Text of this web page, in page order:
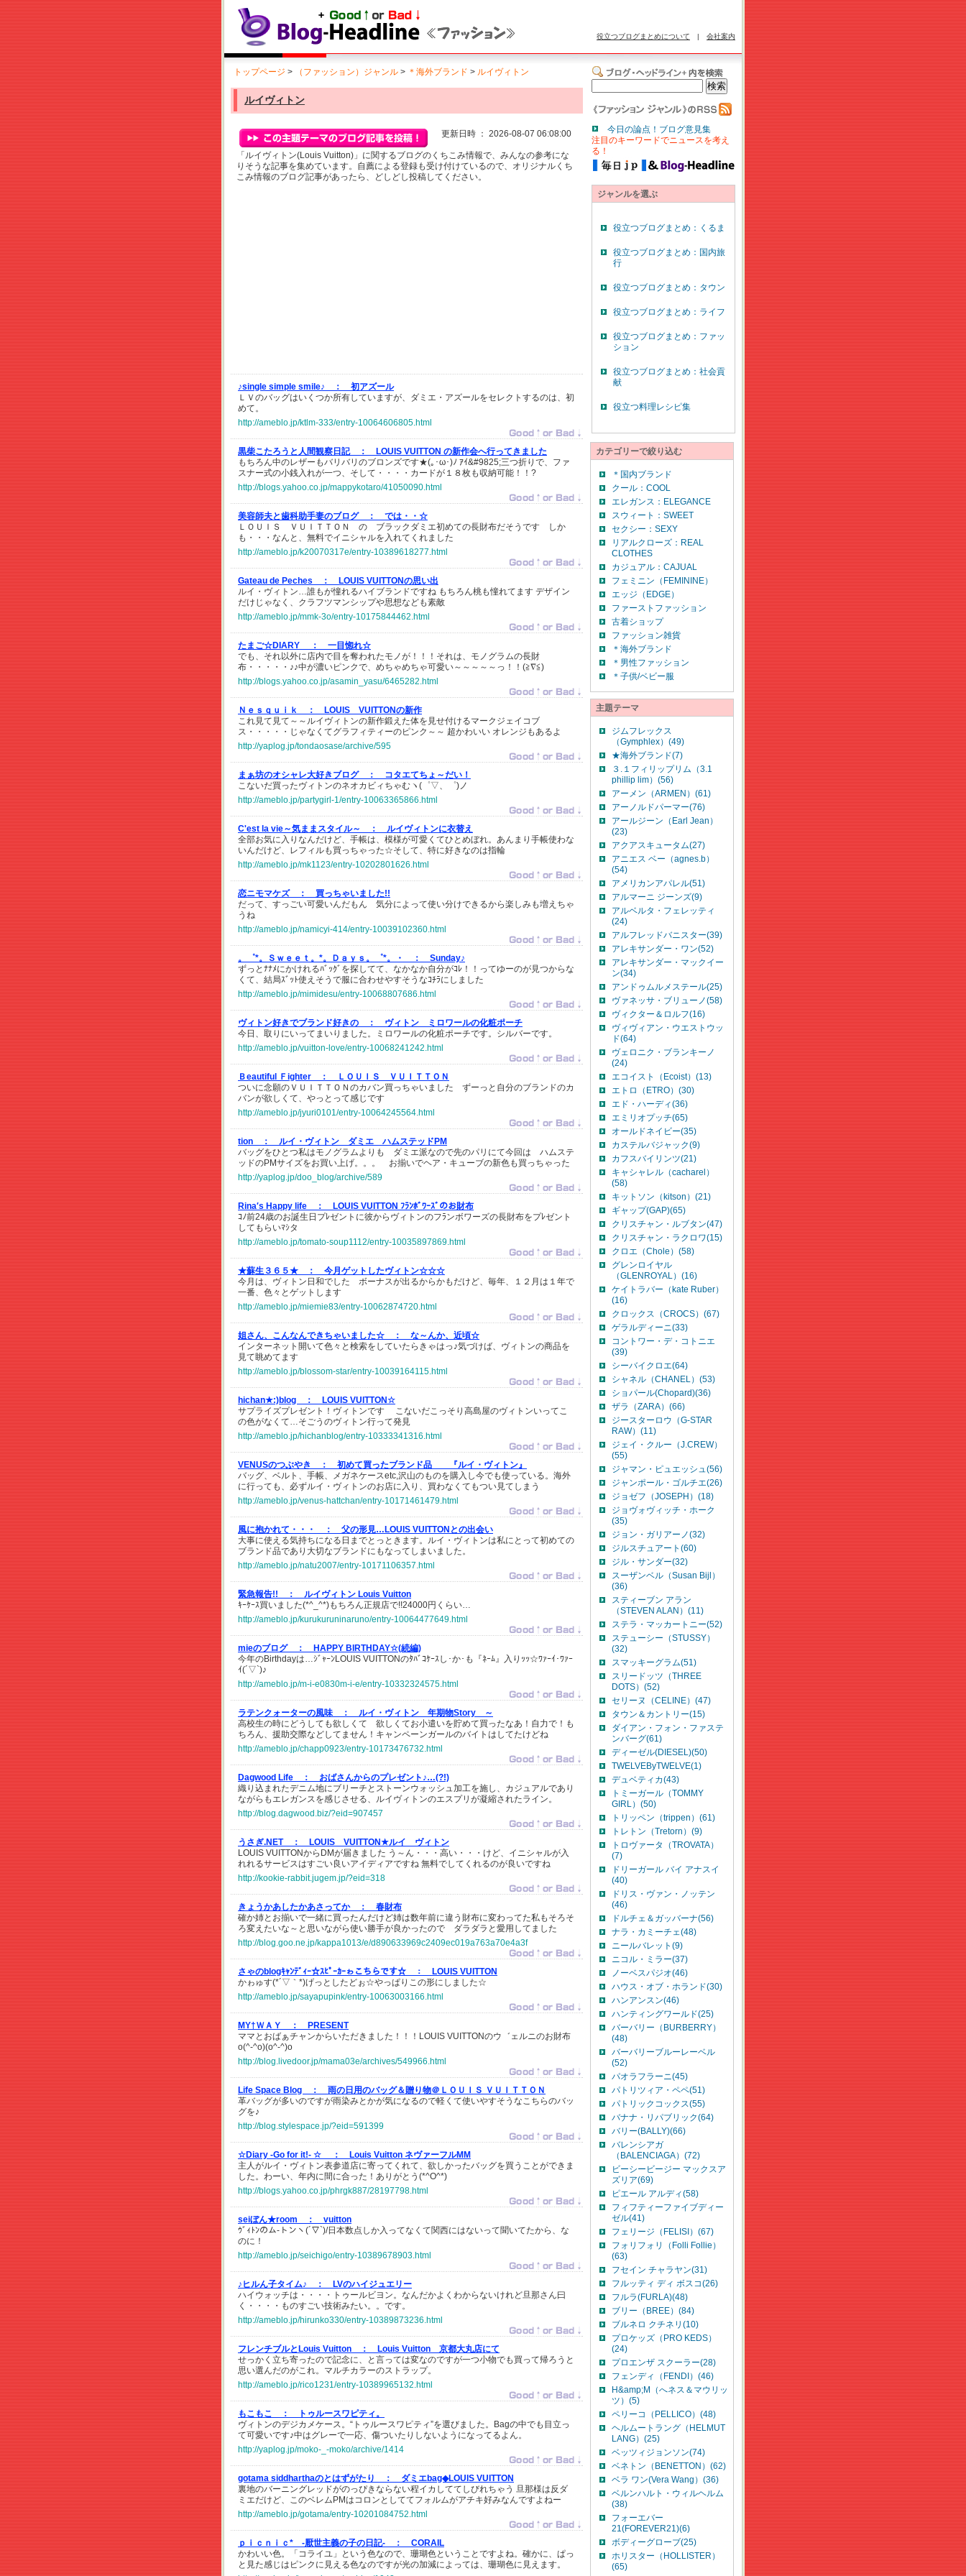
役立つブログまとめについて | 会社案内
トップページ > （ファッション）ジャンル > ＊海外ブランド > ルイヴィトン
ルイヴィトン
更新日時 ： 2026-08-07 06:08:00
「ルイヴィトン(Louis Vuitton)」に関するブログのくちこみ情報で、みんなの参考にな
りそうな記事を集めています。自薦による登録も受け付けているので、オリジナルくち
こみ情報のブログ記事があったら、どしどし投稿してください。
♪single simple smile♪ ：
初アズール
ＬＶのバッグはいくつか所有していますが、ダミエ・アズールをセレクトするのは、初
めて。
http://ameblo.jp/ktlm-333/entry-10064606805.html
黒柴こたろうと人間観察日記 ：
LOUIS VUITTON の新作会へ行ってきました
もちろん中のレザーもバリバリのブロンズです★(｡･ω･)ﾉ ｱｲ&#9825;三つ折りで、ファ
スナー式の小銭入れが一つ、そして・・・・カードが１８枚も収納可能！！?
http://blogs.yahoo.co.jp/mappykotaro/41050090.html
美容師夫と歯科助手妻のブログ ：
では・・☆
ＬＯＵＩＳ ＶＵＩＴＴＯＮ の ブラックダミエ初めての長財布だそうです しか
も・・・なんと、無料でイニシャルを入れてくれました
http://ameblo.jp/k20070317e/entry-10389618277.html
Gateau de Peches ：
LOUIS VUITTONの思い出
ルイ・ヴィトン…誰もが憧れるハイブランドですね もちろん桃も憧れてます デザイン
だけじゃなく、クラフツマンシップや思想なども素敵
http://ameblo.jp/mmk-3o/entry-10175844462.html
たまご☆DIARY ：
一目惚れ☆
でも、それ以外に店内で目を奪われたモノが！！！それは、モノグラムの長財
布・・・・・♪♪中が濃いピンクで、めちゃめちゃ可愛い～～～～～っ！！(≧∇≦)
http://blogs.yahoo.co.jp/asamin_yasu/6465282.html
Ｎｅｓｑｕｉｋ ：
LOUIS VUITTONの新作
これ見て見て～～ルイヴィトンの新作鍛えた体を見せ付けるマークジェイコブ
ス・・・・・じゃなくてグラフィティーのピンク～～ 超かわいい オレンジもあるよ
http://yaplog.jp/tondaosase/archive/595
まぁ坊のオシャレ大好きブログ ：
コタエてちょ～だい！
こないだ買ったヴィトンのネオカビィちゃむヽ(゜▽、゜)ノ
http://ameblo.jp/partygirl-1/entry-10063365866.html
C'est la vie～気ままスタイル～ ：
ルイヴィトンに衣替え
全部お気に入りなんだけど、手帳は、模様が可愛くてひとめぼれ。あんまり手帳使わな
いんだけど、レフィルも買っちゃった☆そして、特に好きなのは指輪
http://ameblo.jp/mk1123/entry-10202801626.html
恋ニモマケズ ：
買っちゃいました!!
だって、すっごい可愛いんだもん 気分によって使い分けできるから楽しみも増えちゃ
うね
http://ameblo.jp/namicyi-414/entry-10039102360.html
。゜*。Ｓｗｅｅｔ。*。Ｄａｙｓ。゜*。・ ：
Sunday♪
ずっとﾅﾅﾒにかけれるﾊﾞｯｸﾞを探してて、なかなか自分がｺﾚ！！ってゆーのが見つからな
くて、結局ｽﾞｯﾄ使えそうで服に合わせやすそうなｺﾁﾗにしました
http://ameblo.jp/mimidesu/entry-10068807686.html
ヴィトン好きでブランド好きの ：
ヴィトン ミロワールの化粧ポーチ
今日、取りにいってまいりました。ミロワールの化粧ポーチです。シルバーです。
http://ameblo.jp/vuitton-love/entry-10068241242.html
Ｂeautiful Ｆighter ：
ＬＯＵＩＳ ＶＵＩＴＴＯＮ
ついに念願のＶＵＩＴＴＯＮのカバン買っちゃいました ずーっと自分のブランドのカ
バンが欲しくて、やっとって感じです
http://ameblo.jp/jyuri0101/entry-10064245564.html
tion ：
ルイ・ヴィトン ダミエ ハムステッドPM
バッグをひとつ私はモノグラムよりも ダミエ派なので先のパリにて今回は ハムステ
ッドのPMサイズをお買い上げ。。。 お揃いでヘア・キューブの新色も買っちゃった
http://yaplog.jp/doo_blog/archive/589
Rina′s Happy life ：
LOUIS VUITTON ﾌﾗﾝﾎﾞﾜｰｽﾞのお財布
ｺﾉ前24歳のお誕生日プﾚゼントに彼からヴィトンのフﾗンボワーズの長財布をプﾚゼント
してもらいﾏｼタ
http://ameblo.jp/tomato-soup1112/entry-10035897869.html
★蘇生３６５★ ：
今月ゲットしたヴィトン☆☆☆
今月は、ヴィトン日和でした ボーナスが出るからかもだけど、毎年、１２月は１年で
一番、色々とゲットします
http://ameblo.jp/miemie83/entry-10062874720.html
姐さん、こんなんできちゃいました☆ ：
な～んか、近頃☆
インターネット開いて色々と検索をしていたらきゃはっ♪気づけば、ヴィトンの商品を
見て眺めてます
http://ameblo.jp/blossom-star/entry-10039164115.html
hichan★:)blog ：
LOUIS VUITTON☆
サプライズプレゼント！ヴィトンです こないだこっそり高島屋のヴィトンいってこ
の色がなくて…そごうのヴィトン行って発見
http://ameblo.jp/hichanblog/entry-10333341316.html
VENUSのつぶやき ：
初めて買ったブランド品 『ルイ・ヴィトン』
バッグ、ベルト、手帳、メガネケースetc,沢山のものを購入し今でも使っている。海外
に行っても、必ずルイ・ヴィトンのお店に入り、買わなくてもつい見てしまう
http://ameblo.jp/venus-hattchan/entry-10171461479.html
風に抱かれて・・・ ：
父の形見…LOUIS VUITTONとの出会い
大事に使える気持ちになる日までとっときます。ルイ・ヴィトンは私にとって初めての
ブランド品であり大切なブランドにもなってしまいました。
http://ameblo.jp/natu2007/entry-10171106357.html
緊急報告!! ：
ルイヴィトン Louis Vuitton
ｷｰｹｰｽ買いました(*^_^*)もちろん正規店で!!24000円くらい…
http://ameblo.jp/kurukuruninaruno/entry-10064477649.html
mieのブログ ：
HAPPY BIRTHDAY☆(続編)
今年のBirthdayは…ｼﾞｬｰﾝLOUIS VUITTONのﾀﾊﾞｺｹｰｽし･か･も『ﾈｰﾑ』入りｯｯ☆ﾜｧｰｲ･ﾜｧｰ
ｲ(´▽`)♪
http://ameblo.jp/m-i-e0830m-i-e/entry-10332324575.html
ラテンクォーターの風味 ：
ルイ・ヴィトン 年期物Story ～
高校生の時にどうしても欲しくて 欲しくてお小遣いを貯めて買ったなあ！自力で！も
ちろん、援助交際などしてません！キャンペーンガールのバイトはしてたけどね
http://ameblo.jp/chapp0923/entry-10173476732.html
Dagwood Life ：
おばさんからのプレゼント♪…(?!)
織り込まれたデニム地にブリーチとストーンウォッシュ加工を施し、カジュアルであり
ながらもエレガンスを感じさせる、ルイヴィトンのエスプリが凝縮されたライン。
http://blog.dagwood.biz/?eid=907457
うさぎ.NET ：
LOUIS VUITTON★ルイ ヴィトン
LOUIS VUITTONからDMが届きました う～ん・・・高い・・・けど、イニシャルが入
れれるサービスはすごい良いアイディアですね 無料でしてくれるのが良いですね
http://kookie-rabbit.jugem.jp/?eid=318
きょうかあしたかあさってか ：
春財布
確か姉とお揃いで一緒に買ったんだけど姉は数年前に違う財布に変わってた私もそろそ
ろ変えたいな～と思いながら使い勝手が良かったので ダラダラと愛用してました
http://blog.goo.ne.jp/kappa1013/e/d890633969c2409ec019a763a70e4a3f
さゃのblogｷｬﾝﾃﾞｨｰ☆ｽﾋﾟｰｶｰゎこちらです☆ ：
LOUIS VUITTON
かゎゅす(*´▽｀*)げっとしたどぉ☆やっぱりこの形にしました☆
http://ameblo.jp/sayapupink/entry-10063003166.html
MY†ＷＡＹ ：
PRESENT
ママとおばぁチャンからいただきました！！！LOUIS VUITTONのウ゛ェルニのお財布
o(^-^o)(o^-^)o
http://blog.livedoor.jp/mama03e/archives/549966.html
Life Space Blog ：
雨の日用のバッグ＆贈り物＠ＬＯＵＩＳ ＶＵＩＴＴＯＮ
革バッグが多いのですが雨染みとかが気になるので軽くて使いやすそうなこちらのバッ
グを♪
http://blog.stylespace.jp/?eid=591399
☆Diary -Go for it!- ☆ ：
Louis Vuitton ネヴァーフルMM
主人がルイ・ヴィトン表参道店に寄ってくれて、欲しかったバッグを買うことができま
した。わーい、年内に間に合った！ありがとう(*^O^*)
http://blogs.yahoo.co.jp/phrgk887/28197798.html
seiぼん★room ：
vuitton
ｳﾞｨﾄﾝのム-トンヽ(´▽`)/日本数点しか入ってなくて関西にはないって聞いてたから、な
のに！
http://ameblo.jp/seichigo/entry-10389678903.html
♪ヒルん子タイム♪ ：
LVのハイジュエリー
ハイウォッチは・・・・トゥールビヨン。なんだかよくわからないけれど旦那さん曰
く・・・・ものすごい技術みたい。。です。
http://ameblo.jp/hirunko330/entry-10389873236.html
フレンチブルとLouis Vuitton ：
Louis Vuitton 京都大丸店にて
せっかく立ち寄ったので記念に、と言っては変なのですが一つ小物でも買って帰ろうと
思い選んだのがこれ。マルチカラーのストラップ。
http://ameblo.jp/rico1231/entry-10389965132.html
もこもこ ：
トゥルースワピティ。
ヴィトンのデジカメケース。“トゥルースワピティ”を選びました。Bagの中でも目立っ
て可愛いです♪中はグレーで一応、傷ついたりしないようになってるよん。
http://yaplog.jp/moko-_-moko/archive/1414
gotama siddharthaのとはずがたり ：
ダミエbag◆LOUIS VUITTON
裏地のバーニングレッドがのっぴきならない程イカしててしびれちゃう 旦那様は反ダ
ミエだけど、このベレムPMはコロンとしててフォルムがアチキ好みなんですよねー
http://ameblo.jp/gotama/entry-10201084752.html
ｐｉｃｎｉｃ* -厭世主義の子の日記- ：
CORAIL
かわいい色。「コライユ」という色なので、珊瑚色ということですよね。確かに、ぱっ
と見た感じはピンクに見える色なのですが光の加減によっては、珊瑚色に見えます。
今日の論点！ブログ意見集
注目のキーワードでニュースを考え
る！
ジャンルを選ぶ
役立つブログまとめ：くるま
役立つブログまとめ：国内旅
行
役立つブログまとめ：タウン
役立つブログまとめ：ライフ
役立つブログまとめ：ファッ
ション
役立つブログまとめ：社会貢
献
役立つ料理レシピ集
カテゴリーで絞り込む
＊国内ブランド
クール：COOL
エレガンス：ELEGANCE
スウィート：SWEET
セクシー：SEXY
リアルクローズ：REAL
CLOTHES
カジュアル：CAJUAL
フェミニン（FEMININE）
エッジ（EDGE）
ファーストファッション
古着ショップ
ファッション雑貨
＊海外ブランド
＊男性ファッション
＊子供/ベビー服
主題テーマ
ジムフレックス
（Gymphlex）(49)
★海外ブランド(7)
３.１フィリップリム（3.1
phillip lim）(56)
アーメン（ARMEN）(61)
アーノルドパーマー(76)
アールジーン（Earl Jean）
(23)
アクアスキュータム(27)
アニエス ベー（agnes.b）
(54)
アメリカンアパレル(51)
アルマーニ ジーンズ(9)
アルベルタ・フェレッティ
(24)
アルフレッドバニスター(39)
アレキサンダー・ワン(52)
アレキサンダー・マックイー
ン(34)
アンドゥムルメステール(25)
ヴァネッサ・ブリューノ(58)
ヴィクター＆ロルフ(16)
ヴィヴィアン・ウエストウッ
ド(64)
ヴェロニク・ブランキーノ
(24)
エコイスト（Ecoist）(13)
エトロ（ETRO）(30)
エド・ハーディ(36)
エミリオプッチ(65)
オールドネイビー(35)
カステルバジャック(9)
カフスバイリンツ(21)
キャシャレル（cacharel）
(58)
キットソン（kitson）(21)
ギャップ(GAP)(65)
クリスチャン・ルブタン(47)
クリスチャン・ラクロワ(15)
クロエ（Chole）(58)
グレンロイヤル
（GLENROYAL）(16)
ケイトラバー（kate Ruber）
(16)
クロックス（CROCS）(67)
ゲラルディーニ(33)
コントワー・デ・コトニエ
(39)
シーバイクロエ(64)
シャネル（CHANEL）(53)
ショパール(Chopard)(36)
ザラ（ZARA）(66)
ジースターロウ（G-STAR
RAW）(11)
ジェイ・クルー（J.CREW）
(55)
ジャマン・ピュエッシュ(56)
ジャンポール・ゴルチエ(26)
ジョゼフ（JOSEPH）(18)
ジョヴォヴィッチ・ホーク
(35)
ジョン・ガリアーノ(32)
ジルスチュアート(60)
ジル・サンダー(32)
スーザンベル（Susan Bijl）
(36)
スティーブン アラン
（STEVEN ALAN）(11)
ステラ・マッカートニー(52)
ステューシー（STUSSY）
(32)
スマッキーグラム(51)
スリードッツ（THREE
DOTS）(52)
セリーヌ（CELINE）(47)
タウン＆カントリー(15)
ダイアン・フォン・ファステ
ンバーグ(61)
ディーゼル(DIESEL)(50)
TWELVEByTWELVE(1)
デュベティカ(43)
トミーガール（TOMMY
GIRL）(50)
トリッペン（trippen）(61)
トレトン（Tretorn）(9)
トロヴァータ（TROVATA）
(7)
ドリーガール バイ アナスイ
(40)
ドリス・ヴァン・ノッテン
(46)
ドルチェ＆ガッバーナ(56)
ナラ・カミーチェ(48)
ニールバレット(9)
ニコル・ミラー(37)
ノーベスパジオ(46)
ハウス・オブ・ホランド(30)
ハンアンスン(46)
ハンティングワールド(25)
バーバリー（BURBERRY）
(48)
バーバリーブルーレーベル
(52)
パオラフラーニ(45)
パトリツィア・ペペ(51)
パトリックコックス(55)
バナナ・リパブリック(64)
バリー(BALLY)(66)
バレンシアガ
（BALENCIAGA）(72)
ビーシービージー マックスア
ズリア(69)
ピエール アルディ(58)
フィフティーファイブディー
ゼル(41)
フェリージ（FELISI）(67)
フォリフォリ（Folli Follie）
(63)
フセイン チャラヤン(31)
フルッティ ディ ボスコ(26)
フルラ(FURLA)(48)
ブリー（BREE）(84)
ブルネロ クチネリ(10)
プロケッズ（PRO KEDS）
(24)
プロエンザ スクーラー(28)
フェンディ（FENDI）(46)
H&amp;M（へネス＆マウリッ
ツ）(5)
ペリーコ（PELLICO）(48)
ヘルムートラング（HELMUT
LANG）(25)
ベッツィジョンソン(74)
ベネトン（BENETTON）(62)
ベラ ワン(Vera Wang）(36)
ベルンハルト・ウィルヘルム
(38)
フォーエバー
21(FOREVER21)(6)
ボディーグローブ(25)
ホリスター（HOLLISTER）
(65)